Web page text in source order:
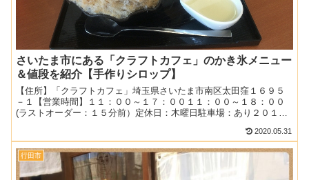
さいたま市にある「クラフトカフェ」のかき氷メニュー
＆値段を紹介【手作りシロップ】
【住所】「クラフトカフェ」埼玉県さいたま市南区太田窪１６９５
－１【営業時間】１１：００～１７：００１１：００～１８：００
(ラストオーダー：１５分前）定休日：木曜日駐車場：あり２０１
2020.05.31
行田市